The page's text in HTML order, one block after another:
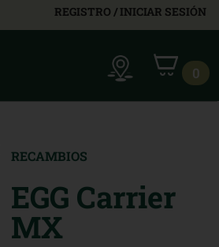
REGISTRO / INICIAR SESIÓN
0
RECAMBIOS
EGG Carrier
MX